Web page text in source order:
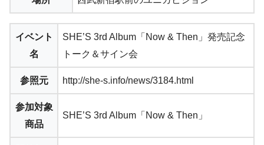
イベント
名
SHE’S 3rd Album「Now & Then」発売記念
トーク＆サイン会
参照元 http://she-s.info/news/3184.html
参加対象
商品
SHE’S 3rd Album「Now & Then」